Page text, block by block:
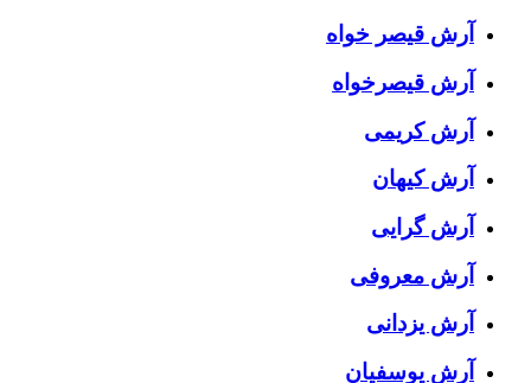
آرش قیصر خواه
آرش قیصرخواه
آرش کریمی
آرش کیهان
آرش گرایی
آرش معروفی
آرش یزدانی
آرش یوسفیان